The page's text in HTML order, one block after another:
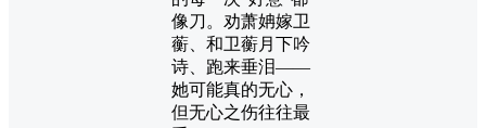
像刀。劝萧姌嫁卫
蘅、和卫蘅月下吟
诗、跑来垂泪——
她可能真的无心，
但无心之伤往往最